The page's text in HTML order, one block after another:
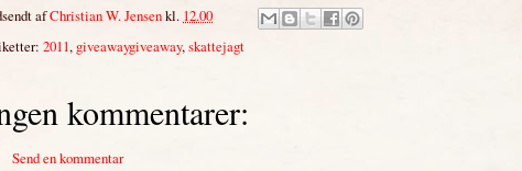
afChristian W. Jensenkl. 12.00
2011, giveawaygiveaway,skattejagt
kommentarer:
Send en kommentar